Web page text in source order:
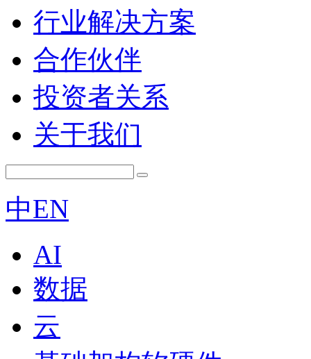
行业解决方案
合作伙伴
投资者关系
关于我们
中EN
AI
数据
云